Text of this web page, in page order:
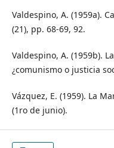
Valdespino, A. (1959a).
(21), pp. 68-69, 92.
Valdespino, A. (1959b).
¿comunismo o justicia
Vázquez, E. (1959). La
(1ro de junio).